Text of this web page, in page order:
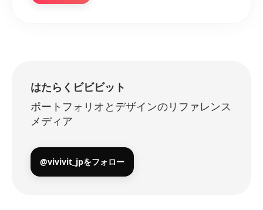
はたらくビビビット
ポートフォリオとデザインのリファレンス
メディア
@vivivit_jpをフォロー